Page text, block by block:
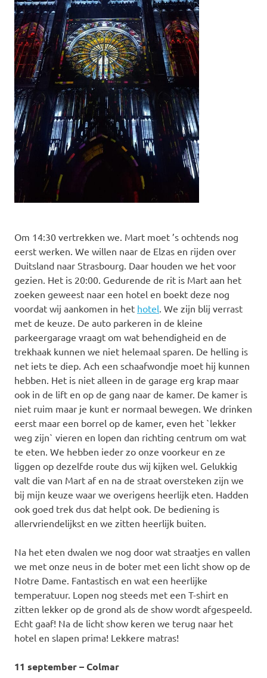
Om 14:30 vertrekken we. Mart moet ’s ochtends nog
eerst werken. We willen naar de Elzas en rijden over
Duitsland naar Strasbourg. Daar houden we het voor
gezien. Het is 20:00. Gedurende de rit is Mart aan het
zoeken geweest naar een hotel en boekt deze nog
voordat wij aankomen in het hotel . We zijn blij verrast
met de keuze. De auto parkeren in de kleine
parkeergarage vraagt om wat behendigheid en de
trekhaak kunnen we niet helemaal sparen. De helling is
net iets te diep. Ach een schaafwondje moet hij kunnen
hebben. Het is niet alleen in de garage erg krap maar
ook in de lift en op de gang naar de kamer. De kamer is
niet ruim maar je kunt er normaal bewegen. We drinken
eerst maar een borrel op de kamer, even het `lekker
weg zijn` vieren en lopen dan richting centrum om wat
te eten. We hebben ieder zo onze voorkeur en ze
liggen op dezelfde route dus wij kijken wel. Gelukkig
valt die van Mart af en na de straat oversteken zijn we
bij mijn keuze waar we overigens heerlijk eten. Hadden
ook goed trek dus dat helpt ook. De bediening is
allervriendelijkst en we zitten heerlijk buiten.
Na het eten dwalen we nog door wat straatjes en vallen
we met onze neus in de boter met een licht show op de
Notre Dame. Fantastisch en wat een heerlijke
temperatuur. Lopen nog steeds met een T-shirt en
zitten lekker op de grond als de show wordt afgespeeld.
Echt gaaf! Na de licht show keren we terug naar het
hotel en slapen prima! Lekkere matras!
11 september – Colmar